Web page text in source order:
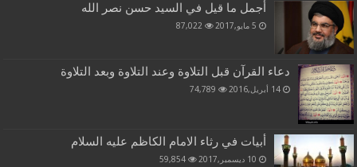
أجمل ما قيل في السيد حسن نصر الله
5 مايو,2017 87,022
دعاء القرآن قبل التلاوة وعند التلاوة وبعد التلاوة
14 أبريل,2016 74,789
أبيات في رثاء الامام الكاظم عليه السلام
10 ديسمبر,2017 59,854